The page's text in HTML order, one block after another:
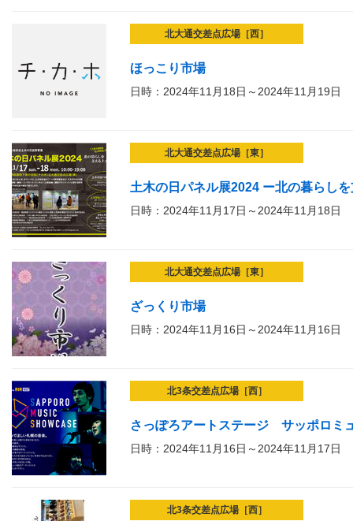
北大通交差点広場［西］
ほっこり市場
日時：2024年11月18日～2024年11月19日
北大通交差点広場［東］
土木の日パネル展2024 ー北の暮らし
日時：2024年11月17日～2024年11月18日
北大通交差点広場［東］
ざっくり市場
日時：2024年11月16日～2024年11月16日
北3条交差点広場［西］
さっぽろアートステージ サッポロミ
日時：2024年11月16日～2024年11月17日
北3条交差点広場［西］